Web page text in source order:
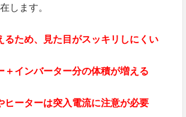
します。
るため、見た目がスッキリしにくい
＋インバーター分の体積が増える
ヒーターは突入電流に注意が必要